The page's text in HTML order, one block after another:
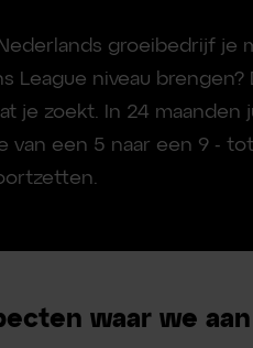
groeibedrijf je
League niveau
je zoekt. In 24 maanden
van een 5 naar een 9 -
waar we